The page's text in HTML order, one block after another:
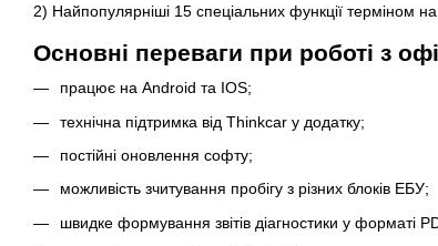
2) Найпопулярніші 15 спеціальних функції терміном
Основні переваги при роботі з
працює на Android та IOS;
технічна підтримка від Thinkcar у додатку;
постійні оновлення софту;
можливість зчитування пробігу з різних блоків ЕБУ;
швидке формування звітів діагностики у форматі